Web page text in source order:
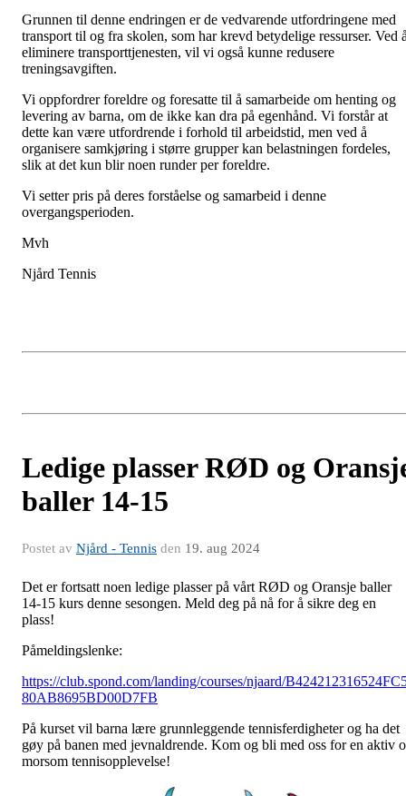
Grunnen til denne endringen er de vedvarende utfordringene med
transport til og fra skolen, som har krevd betydelige ressurser. Ved
eliminere transporttjenesten, vil vi også kunne redusere
treningsavgiften.
Vi oppfordrer foreldre og foresatte til å samarbeide om henting og
levering av barna, om de ikke kan dra på egenhånd. Vi forstår at
dette kan være utfordrende i forhold til arbeidstid, men ved å
organisere samkjøring i større grupper kan belastningen fordeles,
slik at det kun blir noen runder per foreldre.
Vi setter pris på deres forståelse og samarbeid i denne
overgangsperioden.
Mvh
Njård Tennis
Ledige plasser RØD og
baller 14-15
Postet av Njård - Tennis den 19. aug 2024
Det er fortsatt noen ledige plasser på vårt RØD og Oransje baller
14-15 kurs denne sesongen. Meld deg på nå for å sikre deg en
plass!
Påmeldingslenke:
https://club.spond.com/landing/courses/njaard/
80AB8695BD00D7FB
På kurset vil barna lære grunnleggende tennisferdigheter og ha det
gøy på banen med jevnaldrende. Kom og bli med oss for en aktiv
morsom tennisopplevelse!